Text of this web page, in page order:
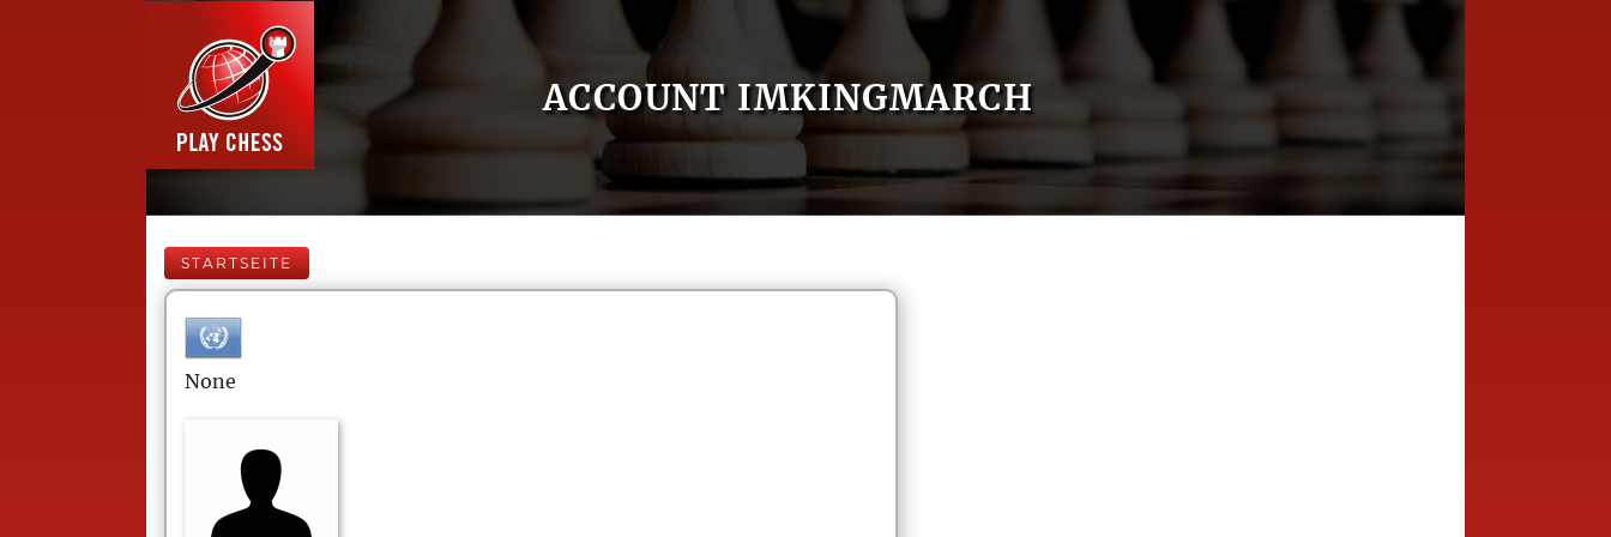
ACCOUNT IMKINGMARCH
STARTSEITE
None